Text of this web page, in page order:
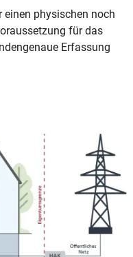
einen physischen noch
für das
Erfassung